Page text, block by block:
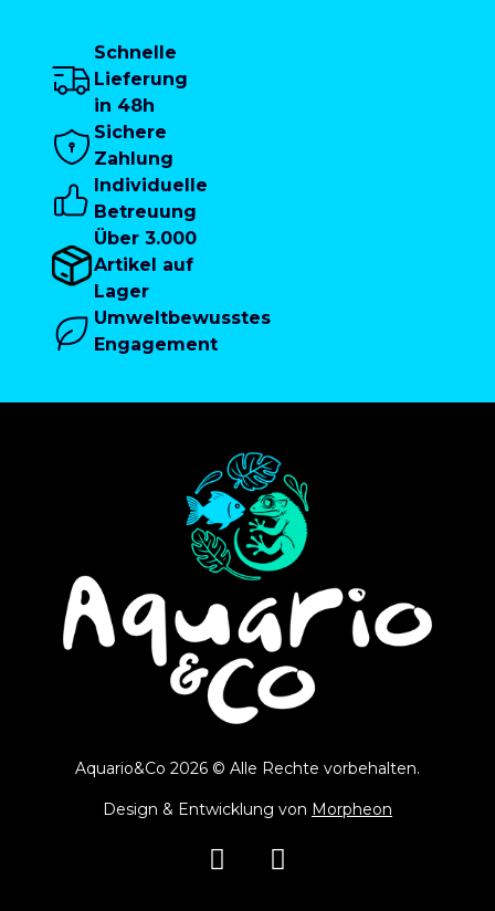
Schnelle
Lieferung
in 48h
Sichere
Zahlung
Individuelle
Betreuung
Über 3.000
Artikel auf
Lager
Umweltbewusstes
Engagement
Aquario&Co 2026 © Alle Rechte vorbehalten.
Design & Entwicklung von Morpheon